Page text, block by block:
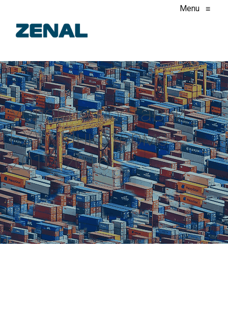
Menu ≡
Условия поставки
EXW, Инкотермс
2010-2016